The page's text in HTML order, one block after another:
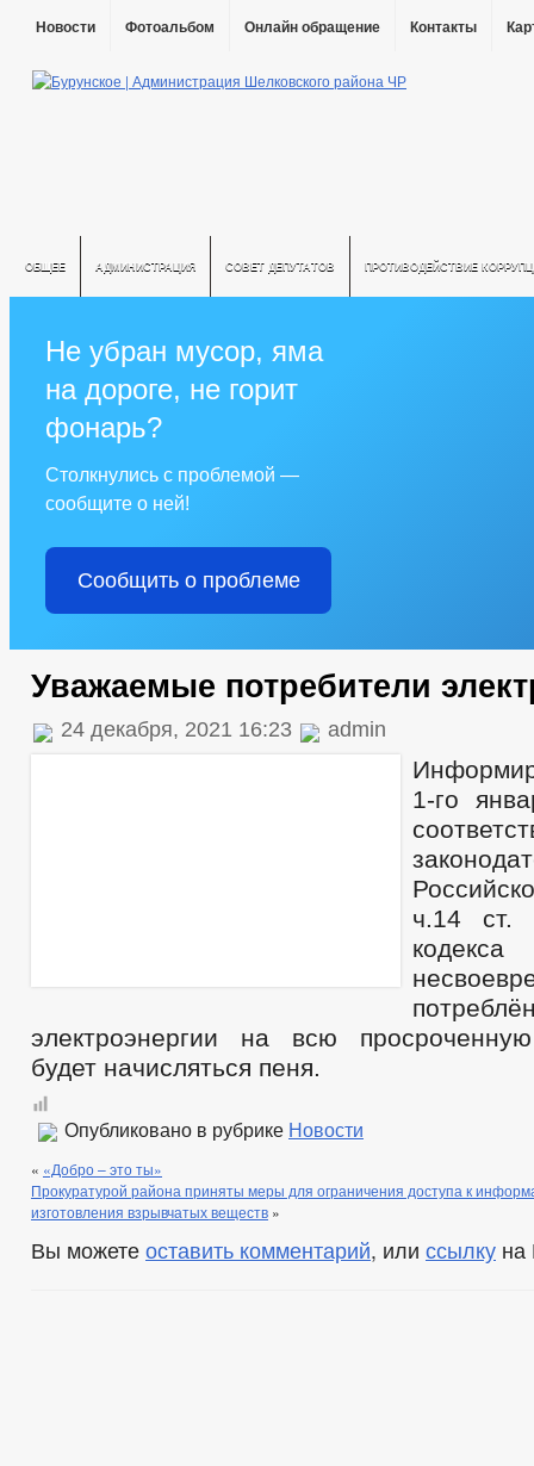
Новости Фотоальбом Онлайн обращение Контакты
ОБЩЕЕ АДМИНИСТРАЦИЯ СОВЕТ ДЕПУТАТОВ ПРОТИВОДЕЙСТВИЕ
Не убран мусор, яма
на дороге, не горит
фонарь?
Столкнулись с проблемой —
сообщите о ней!
Сообщить о проблеме
Уважаемые потребители
24 декабря, 2021 16:23 admin
1-го
ч.14 ст.
электроэнергии на всю
будет начисляться пеня.
Опубликовано в рубрике Новости
« «Добро – это ты»
Прокуратурой района приняты меры для ограничения доступа к
изготовления взрывчатых веществ »
Вы можете оставить комментарий, или ссылку на